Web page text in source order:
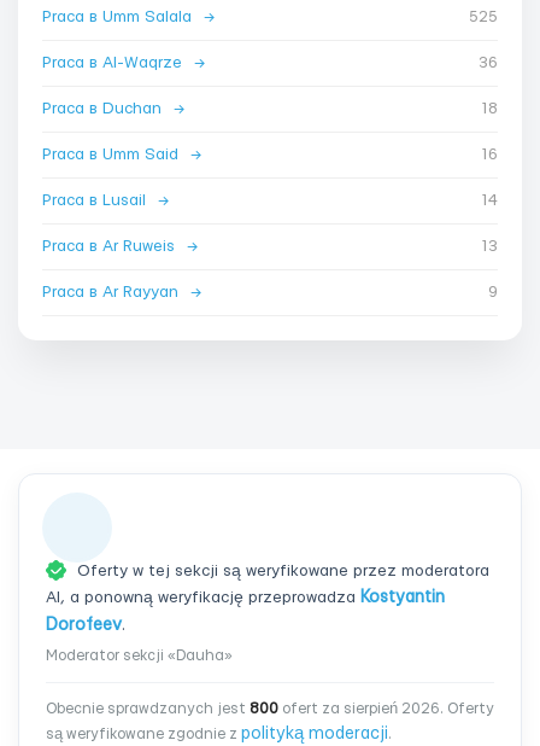
Praca в Umm Salala → 525
Praca в Al-Waqrze → 36
Praca в Duchan → 18
Praca в Umm Said → 16
Praca в Lusail → 14
Praca в Ar Ruweis → 13
Praca в Ar Rayyan → 9
Oferty w tej sekcji są weryfikowane przez moderatora
AI, a ponowną weryfikację przeprowadza Kostyantin
Dorofeev.
Moderator sekcji «Dauha»
Obecnie sprawdzanych jest 800 ofert za sierpień 2026. Oferty
są weryfikowane zgodnie z polityką moderacji.